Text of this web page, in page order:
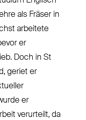
als Fräser in
arbeitete
er
Doch in St
geriet er
er
verurteilt, da